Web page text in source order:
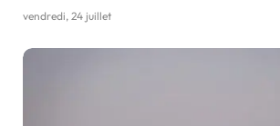
vendredi, 24 juillet